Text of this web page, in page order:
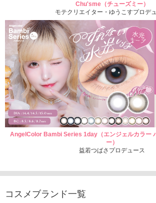
Chu'sme（チューズミー）
モテクリエイター・ゆうこすプロデ
AngelColor Bambi Series 1day（エンジェルカラー
ー）
益若つばさプロデュース
コスメブランド一覧